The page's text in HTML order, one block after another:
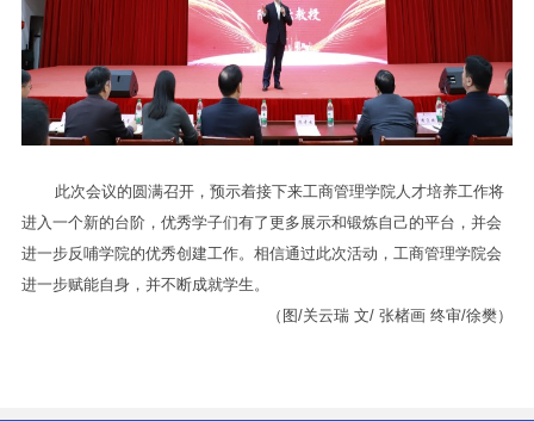
此次会议的圆满召开，预示着接下来工商管理学院人才培养工作将
进入一个新的台阶，优秀学子们有了更多展示和锻炼自己的平台，并会
进一步反哺学院的优秀创建工作。相信通过此次活动，工商管理学院会
进一步赋能自身，并不断成就学生。
（图/关云瑞 文/ 张楮画 终审/徐樊）